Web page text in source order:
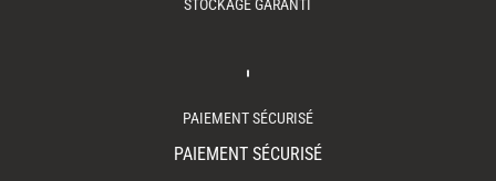
STOCKAGE GARANTI
PAIEMENT SÉCURISÉ
PAIEMENT SÉCURISÉ